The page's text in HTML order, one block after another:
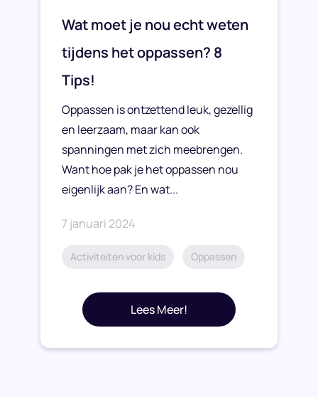
Wat moet je nou echt weten
tijdens het oppassen? 8
Tips!
Oppassen is ontzettend leuk, gezellig
en leerzaam, maar kan ook
spanningen met zich meebrengen.
Want hoe pak je het oppassen nou
eigenlijk aan? En wat...
7 januari 2024
Activiteiten voor kids Oppassen
Lees Meer!